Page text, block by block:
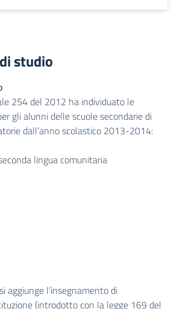
studio
254 del 2012 ha individuato le
gli alunni delle scuole secondarie di
dall’anno scolastico 2013-2014:
lingua comunitaria
aggiunge l’insegnamento di
(introdotto con la legge 169 del